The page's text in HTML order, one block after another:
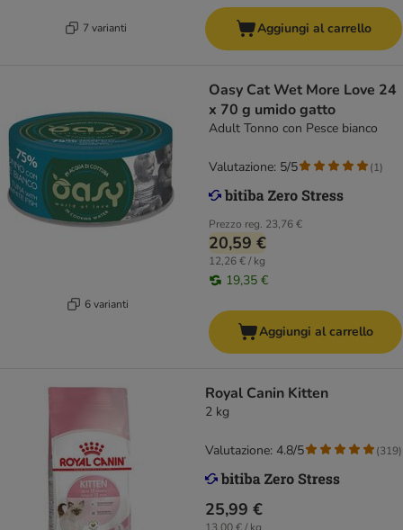
7 varianti Aggiungi al carrello
6 varianti
Oasy Cat Wet More Love 24
x 70 g umido gatto
Adult Tonno con Pesce bianco
Prezzo reg. 23,76 €
20,59 €
12,26 € / kg
19,35 €
Valutazione: 5/5 (1)
Aggiungi al carrello
Royal Canin Kitten
2 kg
25,99 €
Valutazione: 4.8/5 (319)